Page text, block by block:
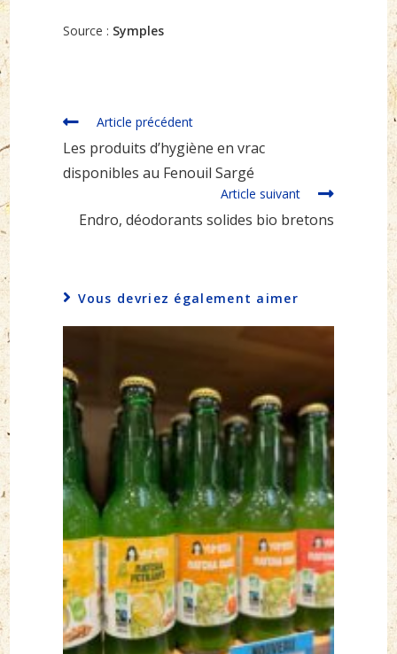
Source : Symples
Read
articles
Article précédent
Les produits d’hygiène en vrac
disponibles au Fenouil Sargé
Article suivant
Endro, déodorants solides bio bretons
Vous devriez également aimer